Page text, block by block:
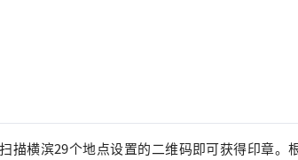
描横滨29个地点设置的二维码即可获得印章。